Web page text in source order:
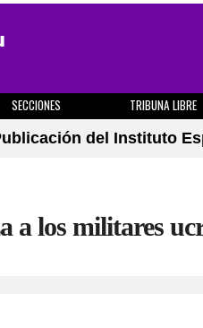
SECCIONES TRIBUNA LIBRE
del Instituto
a los militares